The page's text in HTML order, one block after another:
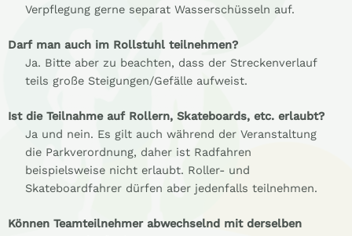
Verpflegung gerne separat Wasserschüsseln auf.
Darf man auch im Rollstuhl teilnehmen?
Ja. Bitte aber zu beachten, dass der Streckenverlauf
teils große Steigungen/Gefälle aufweist.
Ist die Teilnahme auf Rollern, Skateboards, etc. erlaubt?
Ja und nein. Es gilt auch während der Veranstaltung
die Parkverordnung, daher ist Radfahren
beispielsweise nicht erlaubt. Roller- und
Skateboardfahrer dürfen aber jedenfalls teilnehmen.
Können Teamteilnehmer abwechselnd mit derselben